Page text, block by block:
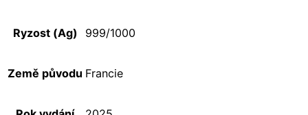
Ryzost (Ag) 999/1000
Země původu Francie